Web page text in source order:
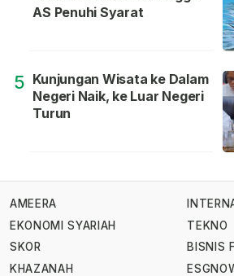
AS Penuhi Syarat
5 Kunjungan Wisata ke Dalam
Negeri Naik, ke Luar Negeri
Turun
AMEERA
EKONOMI SYARIAH
SKOR
KHAZANAH
TEKNO
BISNIS